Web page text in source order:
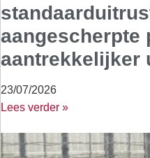
aangescherpte
aantrekkelijker
23/07/2026
Lees verder »